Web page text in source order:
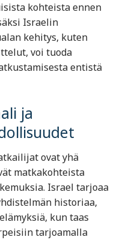
kohteista ennen
Israelin
kehitys, kuten
voi tuoda
entistä
ja
ovat yhä
matkakohteista
Israel tarjoaa
historiaa,
kun taas
tarjoamalla